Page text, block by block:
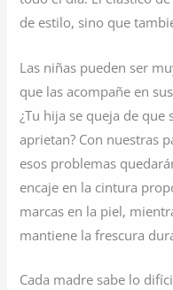
de estilo, sino que
Las niñas pueden ser
que las acompañe en
¿Tu hija se queja de que
aprietan? Con nuestras
esos problemas
encaje en la cintura
marcas en la piel,
mantiene la frescura
Cada madre sabe lo